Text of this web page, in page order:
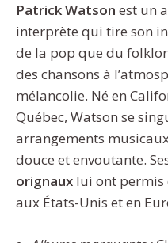
Patrick Watson est un
interprète qui tire son
de la pop que du
des chansons à
mélancolie. Né en
Québec, Watson se
arrangements
douce et envoutante.
orignaux lui ont permis
aux États-Unis et en